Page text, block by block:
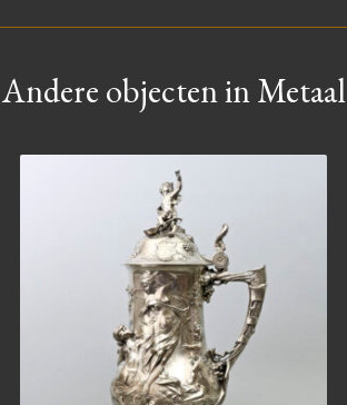
Andere objecten in Metaal